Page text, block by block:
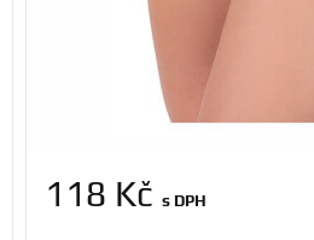
118 Kč s DPH